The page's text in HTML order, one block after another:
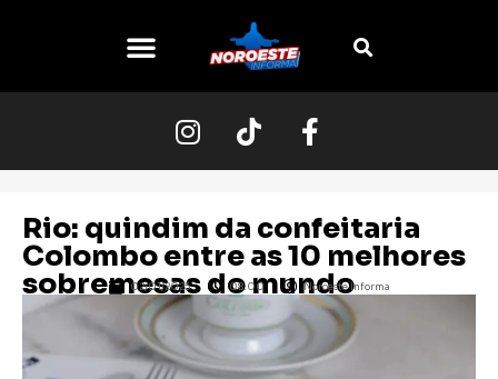
Rio: quindim da confeitaria
Colombo entre as 10 melhores
sobremesas do mundo
02/01/2025 08:00 Noroeste Informa